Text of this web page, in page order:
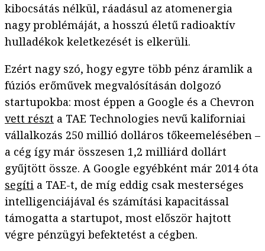
kibocsátás nélkül, ráadásul az atomenergia
nagy problémáját, a hosszú életű radioaktív
hulladékok keletkezését is elkerüli.
Ezért nagy szó, hogy egyre több pénz áramlik a
fúziós erőművek megvalósításán dolgozó
startupokba: most éppen a Google és a Chevron
vett részt a TAE Technologies nevű kaliforniai
vállalkozás 250 millió dolláros tőkeemelésében –
a cég így már összesen 1,2 milliárd dollárt
gyűjtött össze. A Google egyébként már 2014 óta
segíti a TAE-t, de míg eddig csak mesterséges
intelligenciájával és számítási kapacitással
támogatta a startupot, most először hajtott
végre pénzügyi befektetést a cégben.